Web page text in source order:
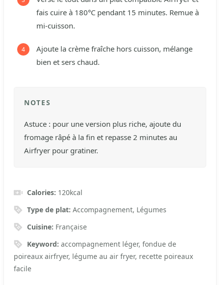
fais cuire à 180°C pendant 15 minutes. Remue à
mi-cuisson.
Ajoute la crème fraîche hors cuisson, mélange
bien et sers chaud.
NOTES
Astuce : pour une version plus riche, ajoute du
fromage râpé à la fin et repasse 2 minutes au
Airfryer pour gratiner.
Calories: 120kcal
Type de plat:Accompagnement, Légumes
Cuisine: Française
Keyword:accompagnement léger, fondue de
poireaux airfryer, légume au air fryer, recette poireaux
facile